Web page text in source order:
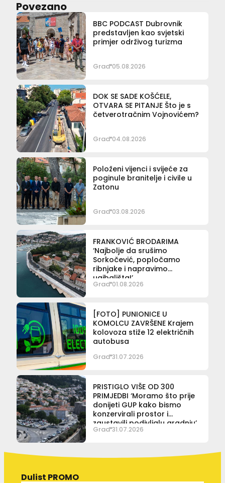
Povezano
BBC PODCAST Dubrovnik
predstavljen kao svjetski
primjer održivog turizma
Grad 05.08.2026
DOK SE SADE KOŠĆELE,
OTVARA SE PITANJE Što je s
četverotračnim Vojnovićem?
Grad 04.08.2026
Položeni vijenci i svijeće za
poginule branitelje i civile u
Zatonu
Grad 03.08.2026
FRANKOVIĆ BRODARIMA
‘Najbolje da srušimo
Sorkočević, popločamo
ribnjake i napravimo
ugibališta!’
Grad 01.08.2026
[FOTO] PUNIONICE U
KOMOLCU ZAVRŠENE Krajem
kolovoza stiže 12 električnih
autobusa
Grad 31.07.2026
PRISTIGLO VIŠE OD 300
PRIMJEDBI ‘Moramo što prije
donijeti GUP kako bismo
konzervirali prostor i
zaustavili podivljalu gradnju’
Grad 31.07.2026
Dulist PROMO